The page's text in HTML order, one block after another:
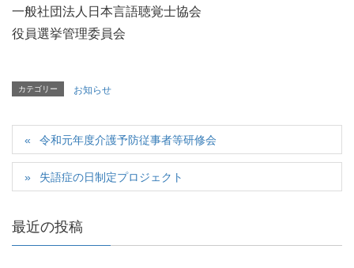
一般社団法人日本言語聴覚士協会
役員選挙管理委員会
カテゴリー お知らせ
令和元年度介護予防従事者等研修会
失語症の日制定プロジェクト
最近の投稿